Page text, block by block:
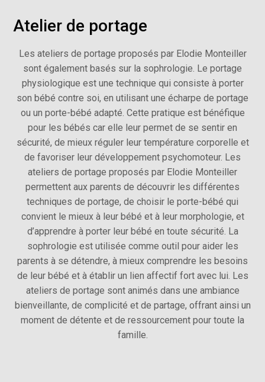
Atelier de portage
Les ateliers de portage proposés par Elodie Monteiller
sont également basés sur la sophrologie. Le portage
physiologique est une technique qui consiste à porter
son bébé contre soi, en utilisant une écharpe de portage
ou un porte-bébé adapté. Cette pratique est bénéfique
pour les bébés car elle leur permet de se sentir en
sécurité, de mieux réguler leur température corporelle et
de favoriser leur développement psychomoteur. Les
ateliers de portage proposés par Elodie Monteiller
permettent aux parents de découvrir les différentes
techniques de portage, de choisir le porte-bébé qui
convient le mieux à leur bébé et à leur morphologie, et
d’apprendre à porter leur bébé en toute sécurité. La
sophrologie est utilisée comme outil pour aider les
parents à se détendre, à mieux comprendre les besoins
de leur bébé et à établir un lien affectif fort avec lui. Les
ateliers de portage sont animés dans une ambiance
bienveillante, de complicité et de partage, offrant ainsi un
moment de détente et de ressourcement pour toute la
famille.